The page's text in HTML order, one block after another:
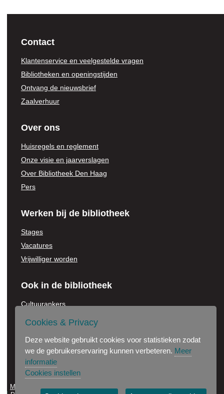
Contact
Klantenservice en veelgestelde vragen
Bibliotheken en openingstijden
Ontvang de nieuwsbrief
Zaalverhuur
Over ons
Huisregels en reglement
Onze visie en jaarverslagen
Over Bibliotheek Den Haag
Pers
Werken bij de bibliotheek
Stages
Vacatures
Vrijwilliger worden
Ook in de bibliotheek
Cultuurankers
Voor onderwijsinstellingen
Partners in de bibliotheek
Maak gebruik van onze wifi
Disclaimer
Cookies & Privacy
Deze website gebruikt cookies voor statistieken zodat
we de gebruikerservaring kunnen verbeteren. Meer
informatie
Cookies instellen